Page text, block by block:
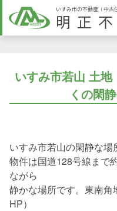
いすみ市の不動産（中古
明正
いすみ市若山 土
くの閑
いすみ市若山の閑静な場
物件は国道128号線まで
ながら
静かな場所です。東南
HP）